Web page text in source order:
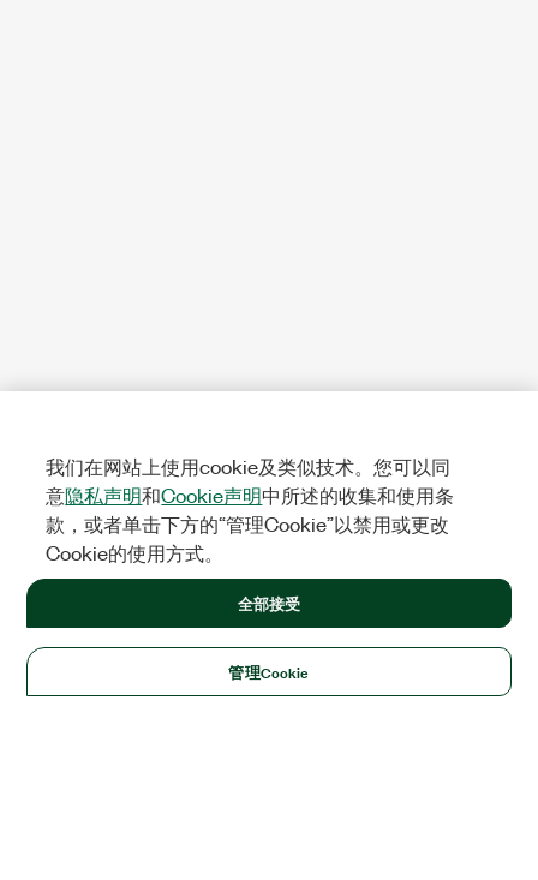
我们在网站上使用cookie及类似技术。您可以同
意隐私声明和Cookie声明中所述的收集和使用条
款，或者单击下方的“管理Cookie”以禁用或更改
Cookie的使用方式。
管理Cookie
全部接受